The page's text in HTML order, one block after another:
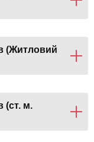
(Житловий
(ст. м.